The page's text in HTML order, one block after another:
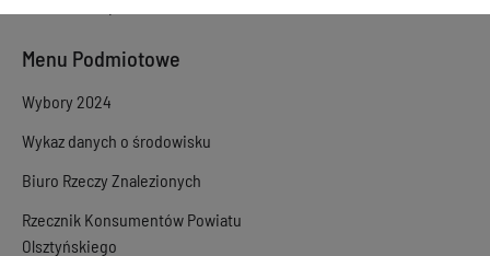
Menu Podmiotowe
Wybory 2024
Wykaz danych o środowisku
Biuro Rzeczy Znalezionych
Rzecznik Konsumentów Powiatu
Olsztyńskiego